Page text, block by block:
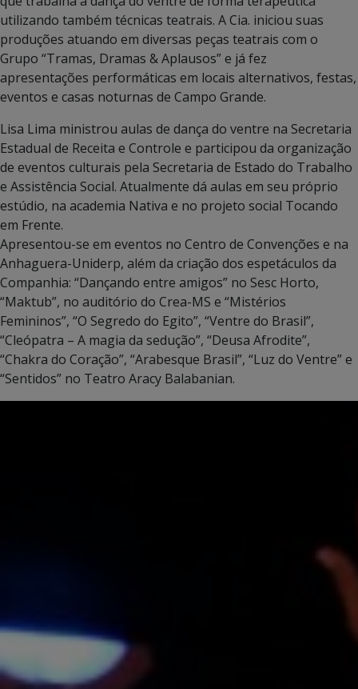
utilizando também técnicas teatrais. A Cia. iniciou suas
produções atuando em diversas peças teatrais com o
Grupo “Tramas, Dramas & Aplausos” e já fez
apresentações performáticas em locais alternativos, festas,
eventos e casas noturnas de Campo Grande.
Lisa Lima ministrou aulas de dança do ventre na Secretaria
Estadual de Receita e Controle e participou da organização
de eventos culturais pela Secretaria de Estado do Trabalho
e Assistência Social. Atualmente dá aulas em seu próprio
estúdio, na academia Nativa e no projeto social Tocando
em Frente.
Apresentou-se em eventos no Centro de Convenções e na
Anhaguera-Uniderp, além da criação dos espetáculos da
Companhia: “Dançando entre amigos” no Sesc Horto,
“Maktub”, no auditório do Crea-MS e “Mistérios
Femininos”, “O Segredo do Egito”, “Ventre do Brasil”,
“Cleópatra – A magia da sedução”, “Deusa Afrodite”,
“Chakra do Coração”, “Arabesque Brasil”, “Luz do Ventre” e
“Sentidos” no Teatro Aracy Balabanian.